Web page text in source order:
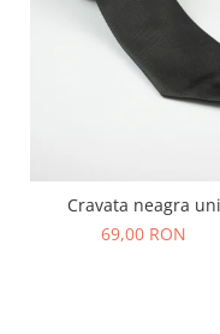
Cravata neagra uni
69,00 RON